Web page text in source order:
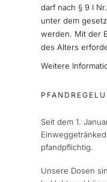
darf nach § 9 I
unter dem
werden. Mit der
des Alters
Weitere
Seit dem 1.
pfandpflichtig.
Unsere Dosen